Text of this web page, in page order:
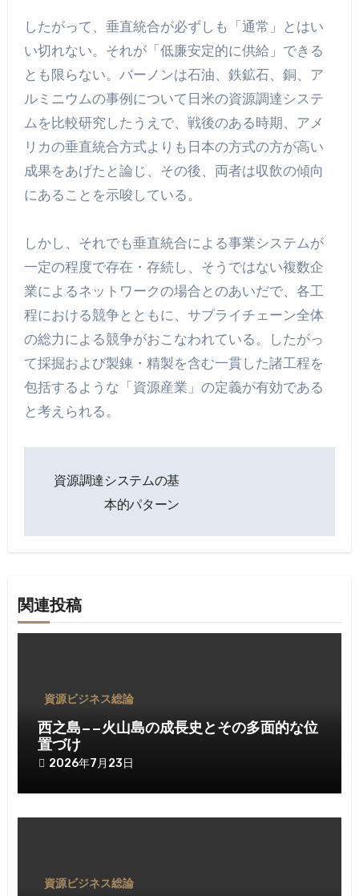
したがって、垂直統合が必ずしも「通常」とはい
い切れない。それが「低廉安定的に供給」できる
とも限らない。バーノンは石油、鉄鉱石、銅、ア
ルミニウムの事例について日米の資源調達システ
ムを比較研究したうえで、戦後のある時期、アメ
リカの垂直統合方式よりも日本の方式の方が高い
成果をあげたと論じ、その後、両者は収飲の傾向
にあることを示唆している。
しかし、それでも垂直統合による事業システムが
一定の程度で存在・存続し、そうではない複数企
業によるネットワークの場合とのあいだで、各工
程における競争とともに、サプライチェーン全体
の総力による競争がおこなわれている。したがっ
て採掘および製錬・精製を含む一貫した諸工程を
包括するような「資源産業」の定義が有効である
と考えられる。
ゲ
ー
ョ
ン
資源調達システムの基
本的パターン
関連投稿
資源ビジネス総論
西之島——火山島の成長史とその多面的な位
置づけ
2026年7月23日
資源ビジネス総論